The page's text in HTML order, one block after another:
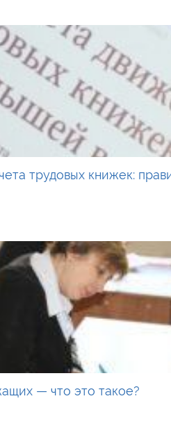
трудовых книжек:
— что это такое?